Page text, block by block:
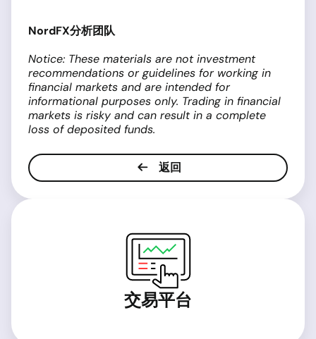
NordFX分析团队
Notice: These materials are not investment
recommendations or guidelines for working in
financial markets and are intended for
informational purposes only. Trading in financial
markets is risky and can result in a complete
loss of deposited funds.
返回
交易平台